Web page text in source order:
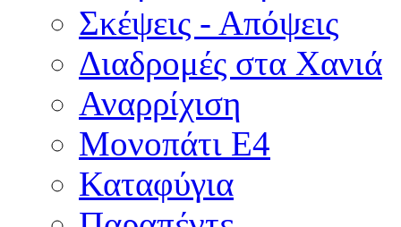
Σκέψεις - Απόψεις
Διαδρομές στα Χανιά
Αναρρίχιση
Μονοπάτι Ε4
Καταφύγια